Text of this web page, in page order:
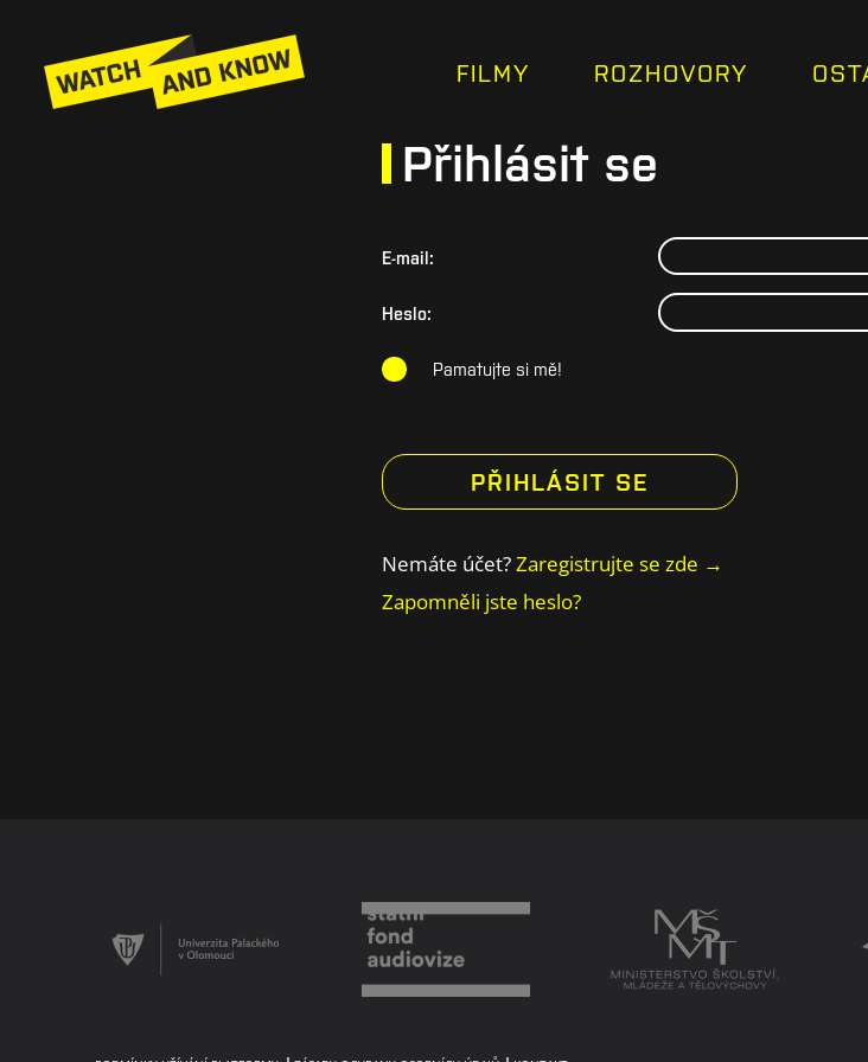
FILMY ROZHOVORY
Přihlásit se
E-mail:
Heslo:
Pamatujte si mě!
Nemáte účet?Zaregistrujte se zde →
Zapomněli jste heslo?